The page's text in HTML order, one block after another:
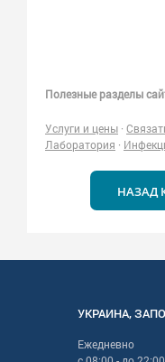
Полезные разделы
Услуги и цены ·
Лаборатория ·
НАЗАД
УКРАИНА,
Ежедневно